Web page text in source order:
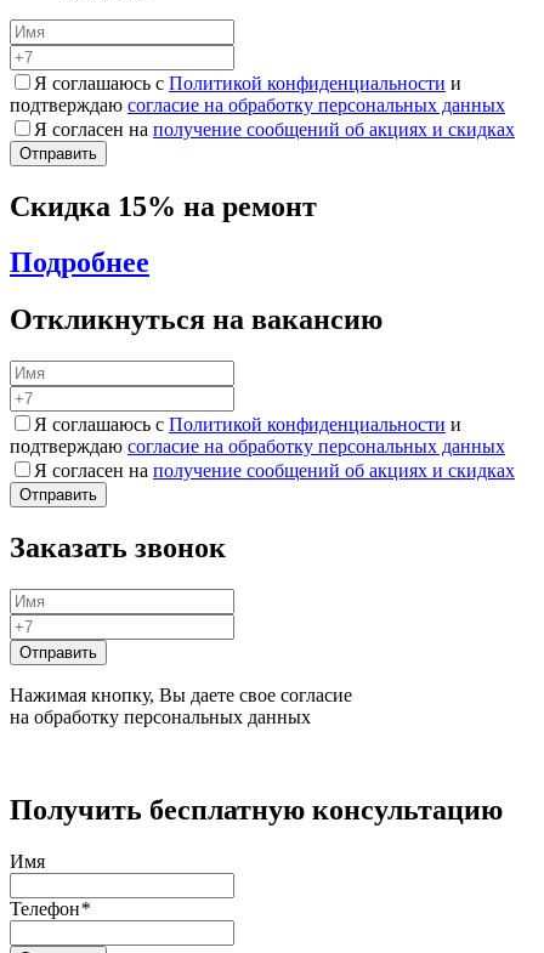
Я соглашаюсь с Политикой конфиденциальности и
подтверждаю согласие на обработку персональных данных
Я согласен на получение сообщений об акциях и скидках
Скидка 15% на ремонт
Подробнее
Откликнуться на вакансию
Я соглашаюсь с Политикой конфиденциальности и
подтверждаю согласие на обработку персональных данных
Я согласен на получение сообщений об акциях и скидках
Заказать звонок
Нажимая кнопку, Вы даете свое согласие
на обработку персональных данных
Получить бесплатную консультацию
Имя
Телефон*